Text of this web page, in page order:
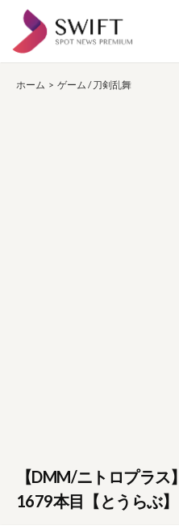
テ
ホーム > ゲーム /刀剣乱舞
【DMM/ニトロプラス
1679本目【とうらぶ】